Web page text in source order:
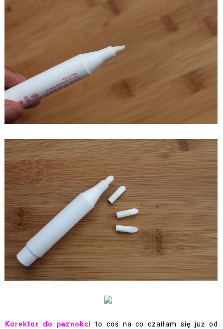
Korektor do paznokci
to coś na co czaiłam się już od